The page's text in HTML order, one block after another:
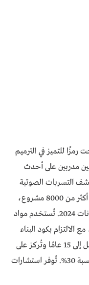
رمزًا للتميز في الترميم
مدربين على أحدث
التسربات الصوتية
وماكينات رش فوم Graco. نفذت الشركة أكثر من 8000 مشروع،
محققة رضا 97% من العملاء وفقًا لاستبيانات 2024. تُستخدم مواد
بكود البناء
السعودي (SBC 2024). تُقدم ضمانات تصل إلى 15 عامًا وتُركز على
الاستدامة، مما يُقللل البصمة الكربونية بنسبة 30%. تُوفر استشارات